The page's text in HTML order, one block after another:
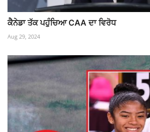
ਕੈਨੇਡਾ ਤੱਕ ਪਹੁੰਚਿਆ CAA ਦਾ ਵਿਰੋਧ
Aug 29, 2024